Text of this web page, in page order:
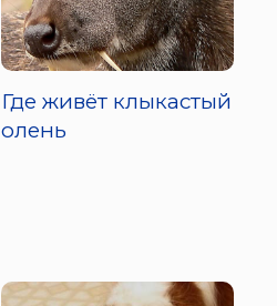
Где живёт клыкастый
олень